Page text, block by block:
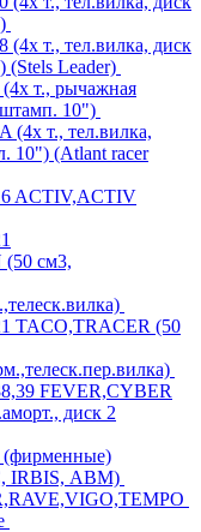
(4х т., тел.вилка, диск
(Stels Leader)
т., рычажная
10")
(4х т., тел.вилка,
10") (Atlant racer
ACTIV,ACTIV
см3,
TACO,TRACER (50
FEVER,CYBER
диск 2
(фирменные)
IRBIS, АВМ)